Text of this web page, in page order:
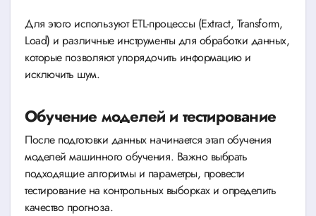
Для этого используют ETL-процессы (Extract, Transform,
Load) и различные инструменты для обработки данных,
которые позволяют упорядочить информацию и
исключить шум.
Обучение моделей и тестирование
После подготовки данных начинается этап обучения
моделей машинного обучения. Важно выбрать
подходящие алгоритмы и параметры, провести
тестирование на контрольных выборках и определить
качество прогноза.